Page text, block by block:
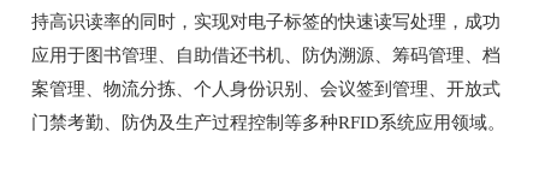
持高识读率的同时，实现对电子标签的快速读写处理，成功
应用于图书管理、自助借还书机、防伪溯源、筹码管理、档
案管理、物流分拣、个人身份识别、会议签到管理、开放式
门禁考勤、防伪及生产过程控制等多种RFID系统应用领域。